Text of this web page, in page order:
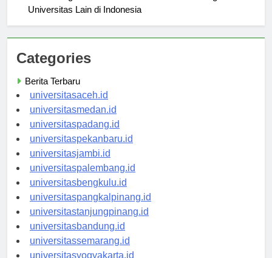
Perbandingan PMB Universitas Pertamina dengan
Categories
Berita Terbaru
universitasaceh.id
universitasmedan.id
universitaspadang.id
universitaspekanbaru.id
universitasjambi.id
universitaspalembang.id
universitasbengkulu.id
universitaspangkalpinang.id
universitastanjungpinang.id
universitasbandung.id
universitassemarang.id